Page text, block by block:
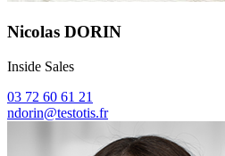
Nicolas DORIN
Inside Sales
03 72 60 61 21
ndorin@testotis.fr